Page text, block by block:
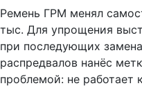
Ремень ГРМ менял
тыс. Для упрощения
при последующих
распредвалов нанёс
проблемой: не работает